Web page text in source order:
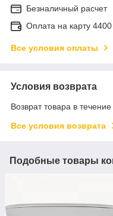
Безналичный расчет
Оплата на карту
Все условия оплаты
Условия возврата
Возврат товара в
Все условия возврата
Подобные товары